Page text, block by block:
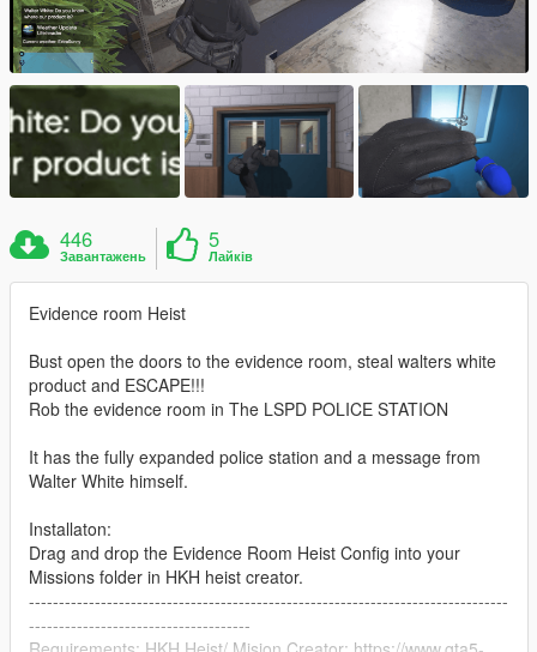
446
Завантажень
5
Лайків
Evidence room Heist
Bust open the doors to the evidence room, steal walters white
product and ESCAPE!!!
Rob the evidence room in The LSPD POLICE STATION
It has the fully expanded police station and a message from
Walter White himself.
Installaton:
Drag and drop the Evidence Room Heist Config into your
Missions folder in HKH heist creator.
--------------------------------------------------------------------------------
-------------------------------------